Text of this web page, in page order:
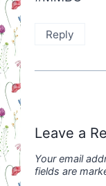
Reply
Leave a
Your email
fields are